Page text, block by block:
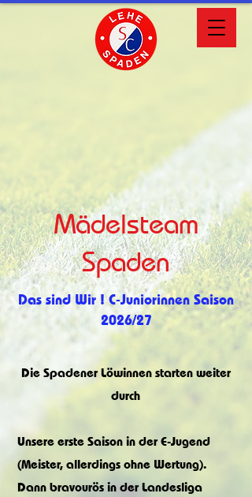
Mädelsteam
Spaden
Das sind Wir ! C-Juniorinnen Saison
2026/27
Die Spadener Löwinnen starten weiter
durch
Unsere erste Saison in der E-Jugend
(Meister, allerdings ohne Wertung).
Dann bravourös in der Landesliga